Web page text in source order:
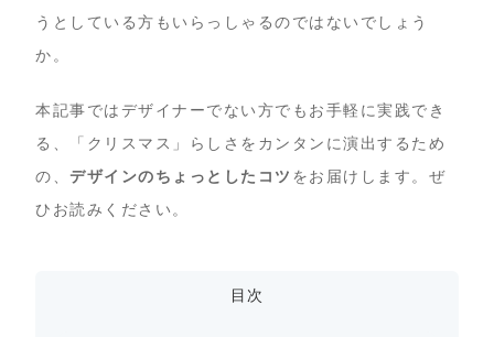
うとしている方もいらっしゃるのではないでしょう
か。
本記事ではデザイナーでない方でもお手軽に実践でき
る、「クリスマス」らしさをカンタンに演出するため
の、デザインのちょっとしたコツ をお届けします。ぜ
ひお読みください。
目次